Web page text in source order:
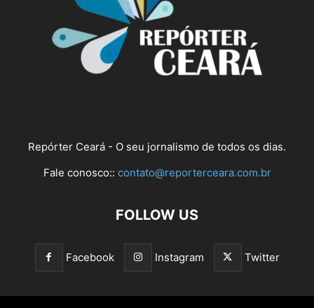
Repórter Ceará - O seu jornalismo de todos os dias.
Fale conosco:: contato@reporterceara.com.br
FOLLOW US
Facebook Instagram Twitter